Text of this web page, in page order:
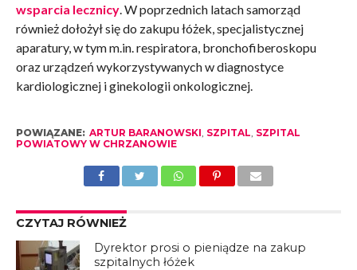
wsparcia lecznicy. W poprzednich latach samorząd
również dołożył się do zakupu łóżek, specjalistycznej
aparatury, w tym m.in. respiratora, bronchofiberoskopu
oraz urządzeń wykorzystywanych w diagnostyce
kardiologicznej i ginekologii onkologicznej.
POWIĄZANE: ARTUR BARANOWSKI SZPITAL SZPITAL
POWIATOWY W CHRZANOWIE
CZYTAJ RÓWNIEŻ
Dyrektor prosi o pieniądze na zakup
szpitalnych łóżek